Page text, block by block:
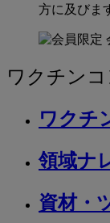
方に及びま
ワクチン
ワクチ
領域ナ
資材・